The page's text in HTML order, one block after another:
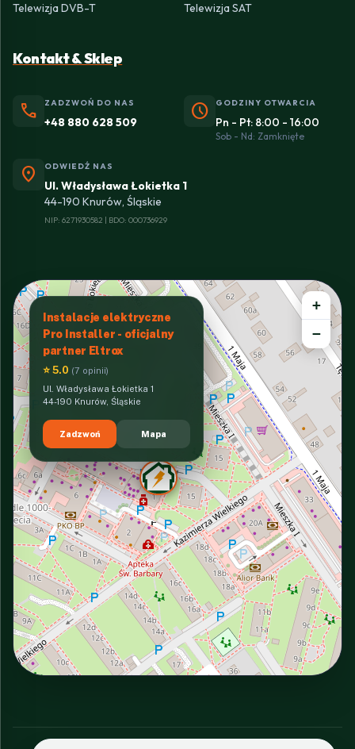
Telewizja DVB-T
Telewizja SAT
Kontakt & Sklep
phone ZADZWOŃ DO NAS
+48 880 628 509 schedule GODZINY OTWARCIA
Pn - Pt: 8:00 - 16:00
Sob - Nd: Zamknięte
location_on ODWIEDŹ NAS
Ul. Władysława Łokietka 1
44-190 Knurów, Śląskie
NIP: 6271930582 | BDO: 000736929
Instalacje elektryczne
Pro Installer - oficjalny
partner Eltrox
⭐ 5.0 (7 opinii)
Ul. Władysława Łokietka 1
44-190 Knurów, Śląskie
Zadzwoń Mapa
+
−
INTERACTIVE VIEW